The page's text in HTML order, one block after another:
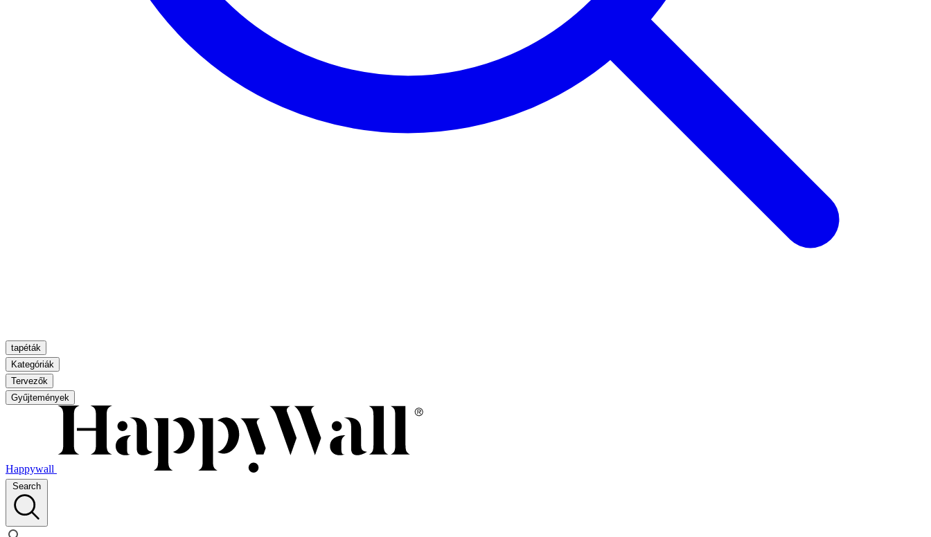
tapéták
Kategóriák
Tervezők
Gyűjtemények
Happywall
Search